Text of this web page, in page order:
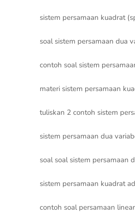
sistem persamaan kuadrat
soal sistem persamaan dua
contoh soal sistem
materi sistem persamaan
tuliskan 2 contoh sistem
sistem persamaan dua
soal soal sistem persamaan
sistem persamaan kuadrat
contoh soal persamaan